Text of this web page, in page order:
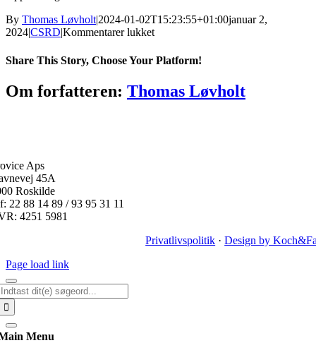
By Thomas Løvholt|2024-01-02T15:23:55+01:00januar 2,
2024|CSRD|Kommentarer lukkettil
er
Share This Story, Choose Your Platform!
Facebook
Twitter
Reddit
LinkedIn
WhatsApp
Telegram
Tumblr
Pinterest
Vk
Xing
E-
mail
Om forfatteren: Thomas Løvholt
Aps
45A
Roskilde
22 88 14 89 / 93 95 31 11
4251 5981
Privatlivspolitik ·Design by
Page load link
Menu